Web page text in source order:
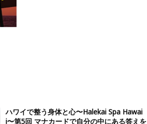
ハワイで整う身体と心〜Halekai Spa Hawai
i〜第5回 マナカードで自分の中にある答えを